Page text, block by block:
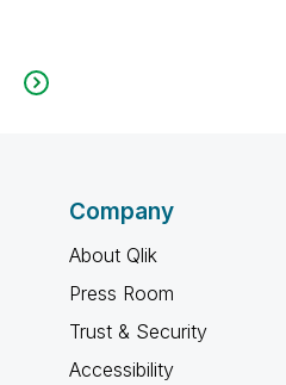
Company
About Qlik
Press Room
Trust & Security
Accessibility